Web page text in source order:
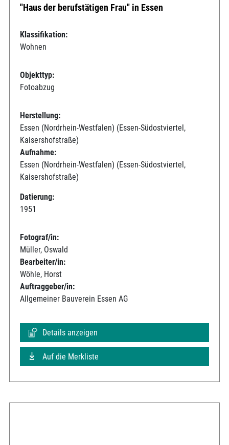
"Haus der berufstätigen Frau" in Essen
Klassifikation:
Wohnen
Objekttyp:
Fotoabzug
Herstellung:
Essen (Nordrhein-Westfalen) (Essen-Südostviertel,
Kaisershofstraße)
Aufnahme:
Essen (Nordrhein-Westfalen) (Essen-Südostviertel,
Kaisershofstraße)
Datierung:
1951
Fotograf/in:
Müller, Oswald
Bearbeiter/in:
Wöhle, Horst
Auftraggeber/in:
Allgemeiner Bauverein Essen AG
Details anzeigen
Auf die Merkliste